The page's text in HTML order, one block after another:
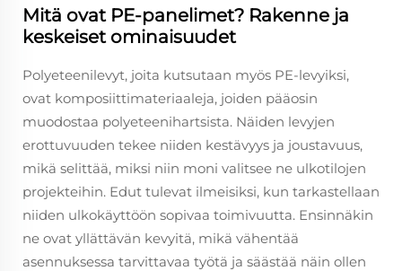
Mitä ovat PE-panelimet? Rakenne ja
keskeiset ominaisuudet
Polyeteenilevyt, joita kutsutaan myös PE-levyiksi,
ovat komposiittimateriaaleja, joiden pääosin
muodostaa polyeteenihartsista. Näiden levyjen
erottuvuuden tekee niiden kestävyys ja joustavuus,
mikä selittää, miksi niin moni valitsee ne ulkotilojen
projekteihin. Edut tulevat ilmeisiksi, kun tarkastellaan
niiden ulkokäyttöön sopivaa toimivuutta. Ensinnäkin
ne ovat yllättävän kevyitä, mikä vähentää
asennuksessa tarvittavaa työtä ja säästää näin ollen